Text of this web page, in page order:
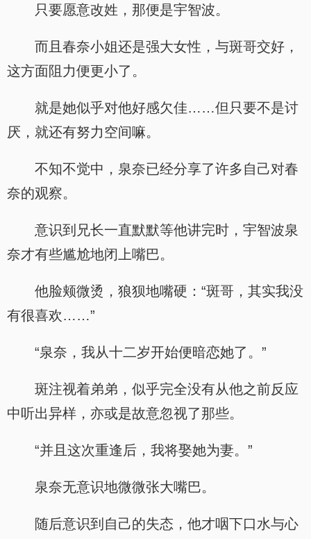
只要愿意改姓，那便是宇智波。
而且春奈小姐还是强大女性，与斑哥交好，
这方面阻力便更小了。
就是她似乎对他好感欠佳……但只要不是讨
厌，就还有努力空间嘛。
不知不觉中，泉奈已经分享了许多自己对春
奈的观察。
意识到兄长一直默默等他讲完时，宇智波泉
奈才有些尴尬地闭上嘴巴。
他脸颊微烫，狼狈地嘴硬：“斑哥，其实我没
有很喜欢……”
“泉奈，我从十二岁开始便暗恋她了。”
斑注视着弟弟，似乎完全没有从他之前反应
中听出异样，亦或是故意忽视了那些。
“并且这次重逢后，我将娶她为妻。”
泉奈无意识地微微张大嘴巴。
随后意识到自己的失态，他才咽下口水与心